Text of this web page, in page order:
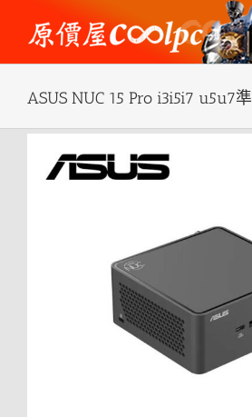
content
ASUS NUC 15 Pro i3i5i7 u5u7
Larger